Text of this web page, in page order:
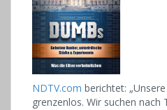
NDTV.com berichtet:
grenzenlos. Wir suchen nach